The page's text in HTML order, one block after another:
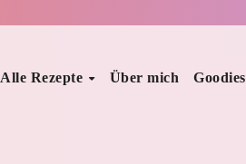
Alle Rezepte Über mich Goodies